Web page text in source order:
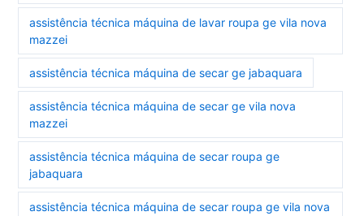
assistência técnica máquina de lavar roupa ge vila nova
mazzei
assistência técnica máquina de secar ge jabaquara
assistência técnica máquina de secar ge vila nova
mazzei
assistência técnica máquina de secar roupa ge
jabaquara
assistência técnica máquina de secar roupa ge vila nova